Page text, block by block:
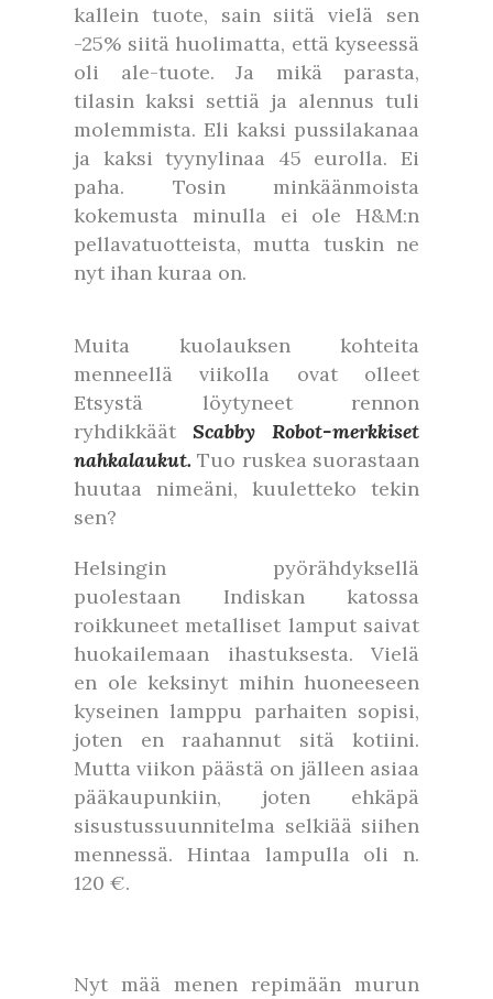
kallein tuote, sain siitä vielä sen
-25% siitä huolimatta, että kyseessä
oli ale-tuote. Ja mikä parasta,
tilasin kaksi settiä ja alennus tuli
molemmista. Eli kaksi pussilakanaa
ja kaksi tyynylinaa 45 eurolla. Ei
paha. Tosin minkäänmoista
kokemusta minulla ei ole H&M:n
pellavatuotteista, mutta tuskin ne
nyt ihan kuraa on.
Muita kuolauksen kohteita
menneellä viikolla ovat olleet
Etsystä löytyneet rennon
ryhdikkäät Scabby Robot-merkkiset
nahkalaukut. Tuo ruskea suorastaan
huutaa nimeäni, kuuletteko tekin
sen?
Helsingin pyörähdyksellä
puolestaan Indiskan katossa
roikkuneet metalliset lamput saivat
huokailemaan ihastuksesta. Vielä
en ole keksinyt mihin huoneeseen
kyseinen lamppu parhaiten sopisi,
joten en raahannut sitä kotiini.
Mutta viikon päästä on jälleen asiaa
pääkaupunkiin, joten ehkäpä
sisustussuunnitelma selkiää siihen
mennessä. Hintaa lampulla oli n.
120 €.
Nyt mää menen repimään murun